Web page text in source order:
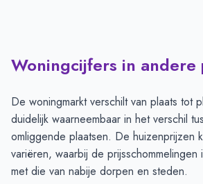
Woningcijfers in andere
De woningmarkt verschilt van plaats tot
duidelijk waarneembaar in het verschil
omliggende plaatsen. De huizenprijzen
variëren, waarbij de prijsschommelingen
met die van nabije dorpen en steden.